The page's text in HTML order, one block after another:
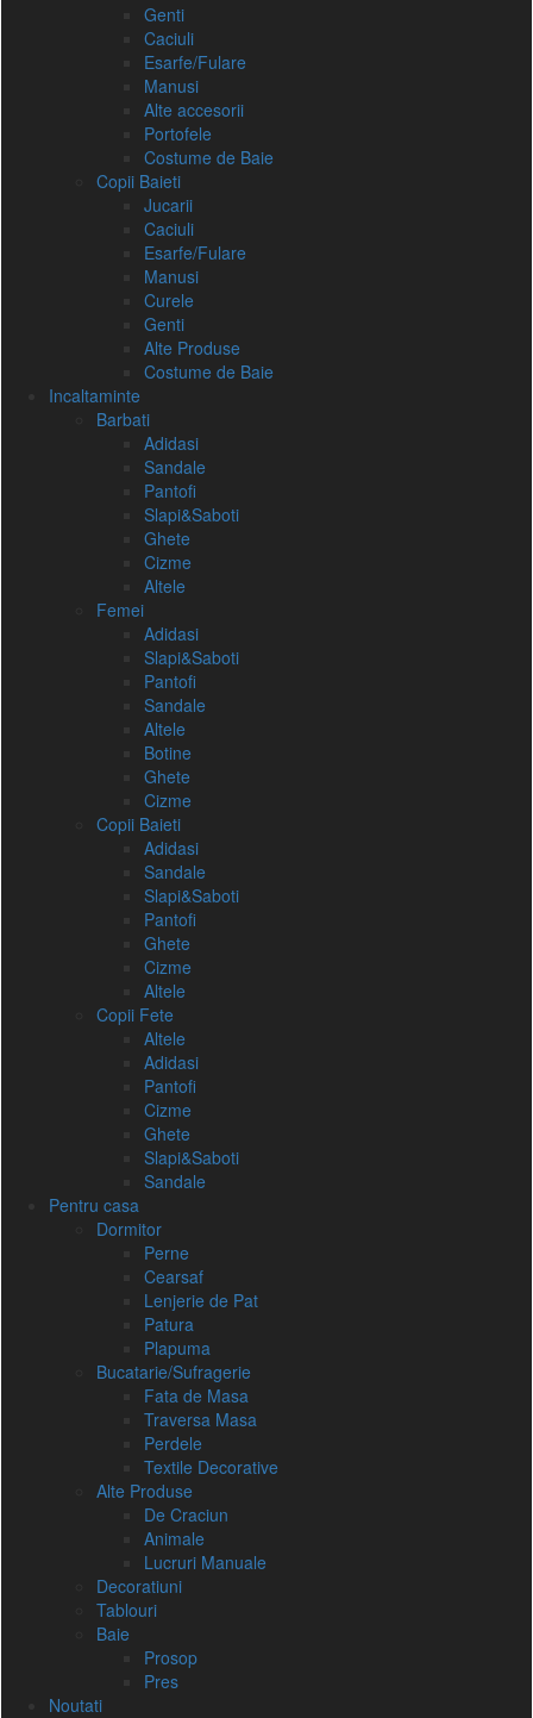
Genti
Caciuli
Esarfe/Fulare
Manusi
Alte accesorii
Portofele
Costume de Baie
Copii Baieti
Jucarii
Caciuli
Esarfe/Fulare
Manusi
Curele
Genti
Alte Produse
Costume de Baie
Incaltaminte
Barbati
Adidasi
Sandale
Pantofi
Slapi&Saboti
Ghete
Cizme
Altele
Femei
Adidasi
Slapi&Saboti
Pantofi
Sandale
Altele
Botine
Ghete
Cizme
Copii Baieti
Adidasi
Sandale
Slapi&Saboti
Pantofi
Ghete
Cizme
Altele
Copii Fete
Altele
Adidasi
Pantofi
Cizme
Ghete
Slapi&Saboti
Sandale
Pentru casa
Dormitor
Perne
Cearsaf
Lenjerie de Pat
Patura
Plapuma
Bucatarie/Sufragerie
Fata de Masa
Traversa Masa
Perdele
Textile Decorative
Alte Produse
De Craciun
Animale
Lucruri Manuale
Decoratiuni
Tablouri
Baie
Prosop
Pres
Noutati